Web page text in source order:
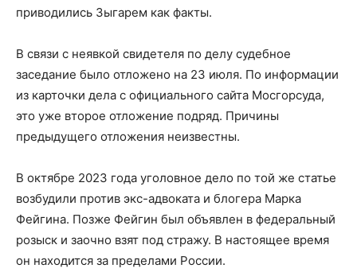
приводились Зыгарем как факты.
В связи с неявкой свидетеля по делу судебное
заседание было отложено на 23 июля. По информации
из карточки дела с официального сайта Мосгорсуда,
это уже второе отложение подряд. Причины
предыдущего отложения неизвестны.
В октябре 2023 года уголовное дело по той же статье
возбудили против экс-адвоката и блогера Марка
Фейгина. Позже Фейгин был объявлен в федеральный
розыск и заочно взят под стражу. В настоящее время
он находится за пределами России.